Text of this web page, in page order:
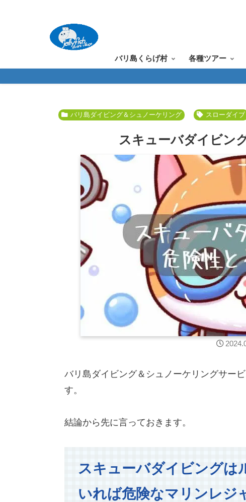
バリ島くらげ村 各種ツアー
バリ島ダイビング＆シュノーケリング スローダイブ
スキューバダイビン
バリ島ダイビング＆シュノーケリングサー
す。
結論から先に言っておきます。
スキューバダイビングは
いれば危険なマリンレジ